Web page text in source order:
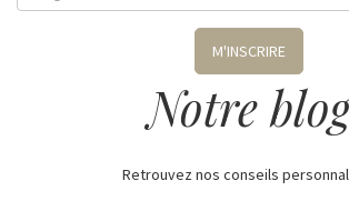
M'INSCRIRE
Notre
Retrouvez nos conseils